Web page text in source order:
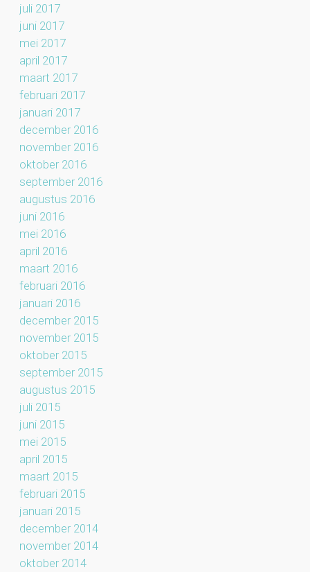
juli 2017
juni 2017
mei 2017
april 2017
maart 2017
februari 2017
januari 2017
december 2016
november 2016
oktober 2016
september 2016
augustus 2016
juni 2016
mei 2016
april 2016
maart 2016
februari 2016
januari 2016
december 2015
november 2015
oktober 2015
september 2015
augustus 2015
juli 2015
juni 2015
mei 2015
april 2015
maart 2015
februari 2015
januari 2015
december 2014
november 2014
oktober 2014